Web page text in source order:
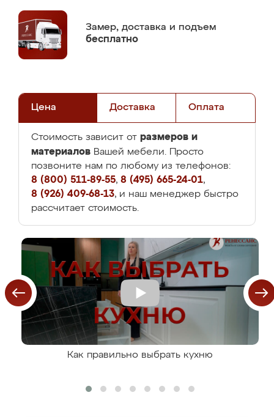
Замер, доставка и подъем
бесплатно
Цена Доставка Оплата
Стоимость зависит от размеров и
материалов Вашей мебели. Просто
позвоните нам по любому из телефонов:
8 (800) 511-89-55, 8 (495) 665-24-01,
8 (926) 409-68-13, и наш менеджер быстро
рассчитает стоимость.
Как правильно выбрать кухню